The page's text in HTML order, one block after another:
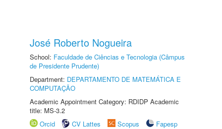
José Roberto Nogueira
School: Faculdade de Ciências e Tecnologia (Câmpus
de Presidente Prudente)
Department: DEPARTAMENTO DE MATEMÁTICA E
COMPUTAÇÃO
Academic Appointment Category: RDIDP Academic
title: MS-3.2
Orcid
CV Lattes Scopus
Fapesp